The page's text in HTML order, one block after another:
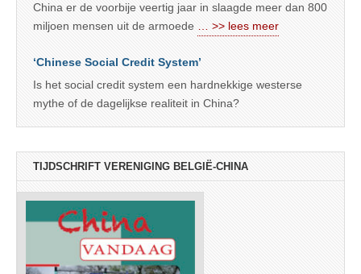
China er de voorbije veertig jaar in slaagde meer dan 800
miljoen mensen uit de armoede
… >> lees meer
‘Chinese Social Credit System’
Is het social credit system een hardnekkige westerse
mythe of de dagelijkse realiteit in China?
TIJDSCHRIFT VERENIGING BELGIË-CHINA